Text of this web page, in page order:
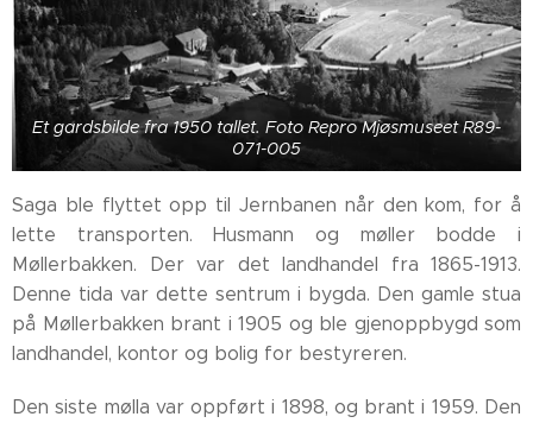
Et gardsbilde fra 1950 tallet. Foto Repro Mjøsmuseet R89-
071-005
Saga ble flyttet opp til Jernbanen når den kom, for å
lette transporten. Husmann og møller bodde i
Møllerbakken. Der var det landhandel fra 1865-1913.
Denne tida var dette sentrum i bygda. Den gamle stua
på Møllerbakken brant i 1905 og ble gjenoppbygd som
landhandel, kontor og bolig for bestyreren.
Den siste mølla var oppført i 1898, og brant i 1959. Den